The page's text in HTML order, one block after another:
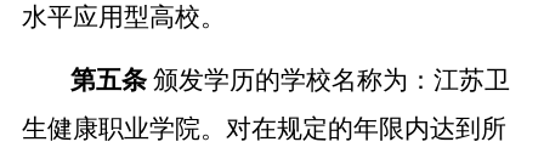
水平应用型高校。
第五条 颁发学历的学校名称为：江苏卫
生健康职业学院。对在规定的年限内达到所